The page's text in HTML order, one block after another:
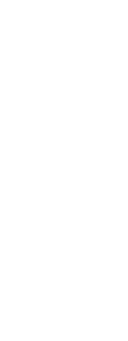
Bombardier
persoonlijke
aangepaste
toestemming), u
telefonische
en producten op
uw
Gehashte e-
sociale
advertenties. U
gewenst
zoals het recht
en uw
toepassing. U
door contact op